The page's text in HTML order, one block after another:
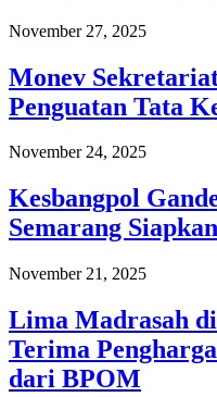
November 27, 2025
Monev
Penguatan Tata
November 24, 2025
Kesbangpol
Semarang
November 21, 2025
Lima Madrasah
Terima
dari BPOM